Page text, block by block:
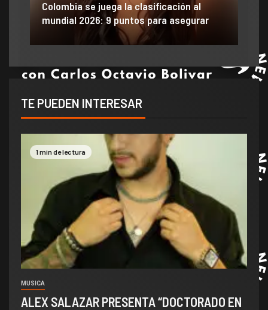
Colombia se juega la clasificación al
mundial 2026: 9 puntos para asegurar
TE PUEDEN INTERESAR
1 min de lectura
MUSICA
ALEX SALAZAR PRESENTA “DOCTORADO EN